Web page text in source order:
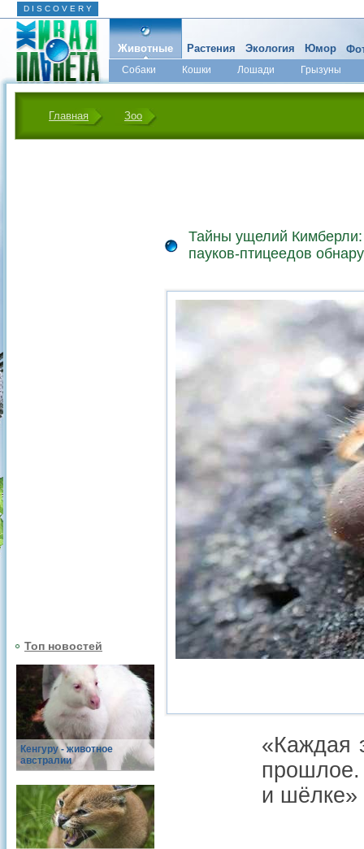
D I S C O V E R Y
Животные
Собаки Кошки Лошади
Грызуны
Микромир
Растения Экология Юмор
Главная Зоо
Топ новостей
Кенгуру - животное
австралии
Тайны ущелий
пауков-птицеедов
«Каждая
прошлое.
и шёлке»